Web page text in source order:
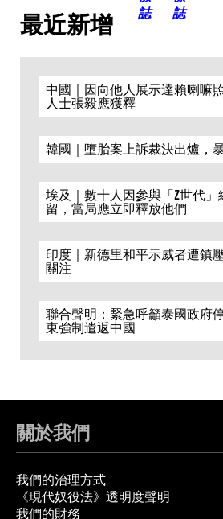
最近新增
中國｜因向他人展示達賴喇嘛
人士張毅應獲釋
韓國｜墮胎案上訴裁決出爐，
埃及｜數十人因參與「Z世代」
留，當局應立即釋放他們
印度｜新德里和平示威者遭鎮
關注
聯合聲明：緊急呼籲泰國政府
東強制遣返中國
關於我們
我們的治理方式
《現代奴役法》透明度聲明
我們的財務